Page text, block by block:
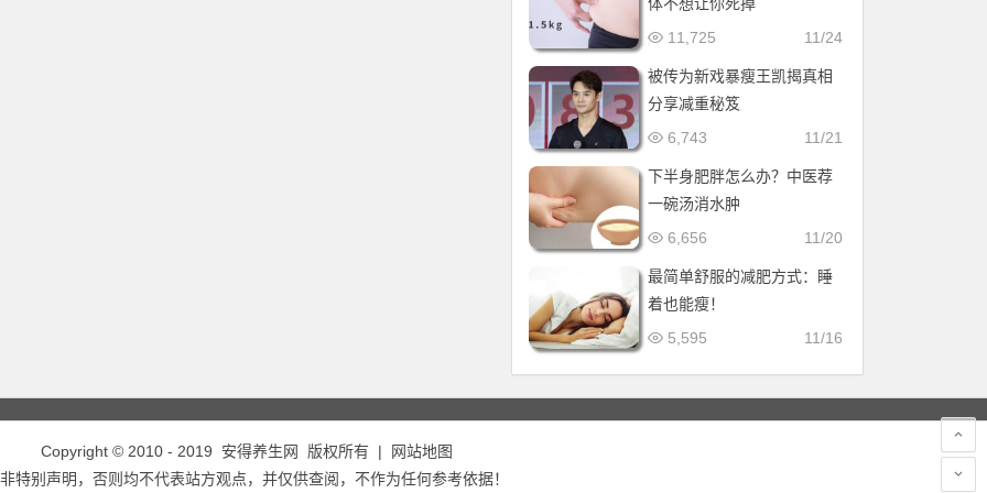
11/24
11,725
被传为新戏暴瘦王凯揭真相
分享减重秘笈
11/21
6,743
下半身肥胖怎么办？中医荐
一碗汤消水肿
11/20
6,656
最简单舒服的减肥方式：睡
着也能瘦！
11/16
5,595
Copyright © 2010 - 2019 安得养生网 版权所有 |
网站地图
特别声明，否则均不代表站方观点，并仅供查阅，不作为任何参考依据！